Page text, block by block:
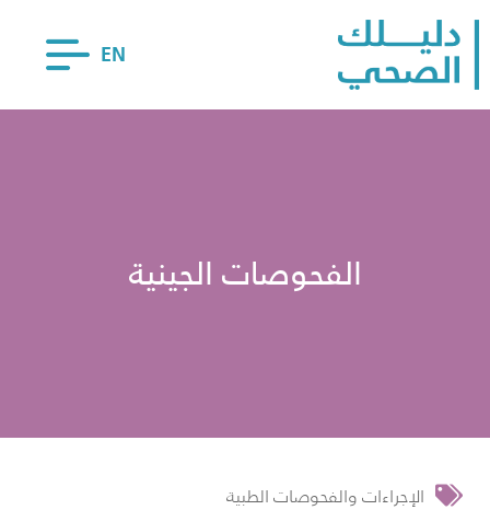
EN
الفحوصات الجينية
الإجراءات والفحوصات الطبية